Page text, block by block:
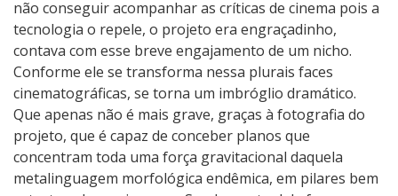
não conseguir acompanhar as críticas de cinema pois a
tecnologia o repele, o projeto era engraçadinho,
contava com esse breve engajamento de um nicho.
Conforme ele se transforma nessa plurais faces
cinematográficas, se torna um imbróglio dramático.
Que apenas não é mais grave, graças à fotografia do
projeto, que é capaz de conceber planos que
concentram toda uma força gravitacional daquela
metalinguagem morfológica endêmica, em pilares bem